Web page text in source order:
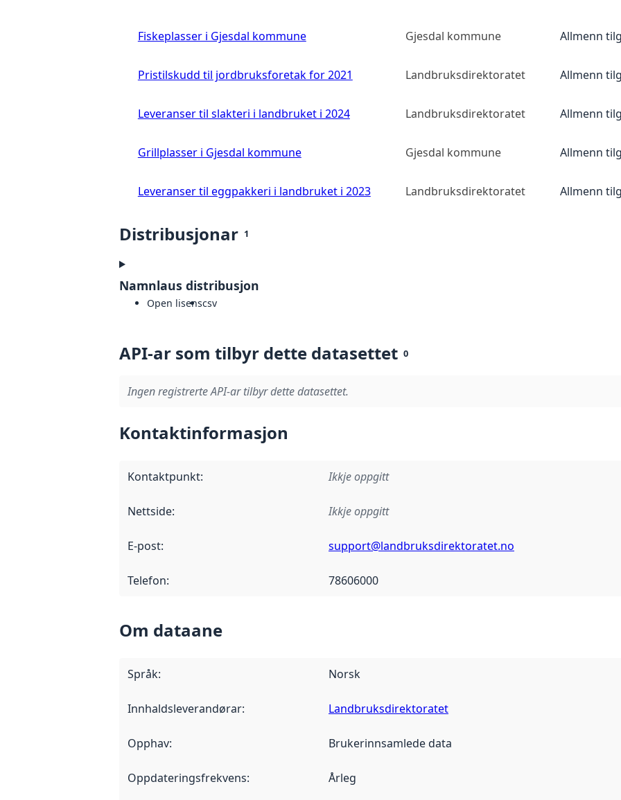
Fiskeplasser i Gjesdal kommune Gjesdal kommune Allmenn
Pristilskudd til jordbruksforetak for 2021 Landbruksdirektoratet Allmenn
Leveranser til slakteri i landbruket i 2024 Landbruksdirektoratet Allmenn
Grillplasser i Gjesdal kommune Gjesdal kommune Allmenn
Leveranser til eggpakkeri i landbruket i 2023 Landbruksdirektoratet Allmenn
Distribusjonar 1
Namnlaus distribusjon
Open lisenscsv
API-ar som tilbyr dette datasettet 0
Ingen registrerte API-ar tilbyr dette datasettet.
Kontaktinformasjon
Kontaktpunkt: Ikkje oppgitt
Nettside: Ikkje oppgitt
E-post: support@landbruksdirektoratet.no
Telefon: 78606000
Om dataane
Språk: Norsk
Innhaldsleverandørar: Landbruksdirektoratet
Opphav: Brukerinnsamlede data
Oppdateringsfrekvens: Årleg